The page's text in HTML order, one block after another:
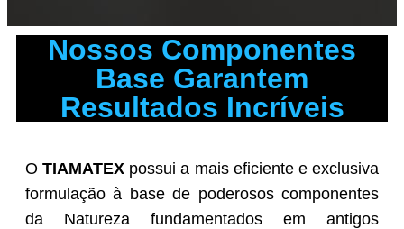
Nossos Componentes
Base Garantem
Resultados Incríveis
OTIAMATEX possui a mais eficiente e exclusiva
formulação à base de poderosos componentes
da Natureza fundamentados em antigos